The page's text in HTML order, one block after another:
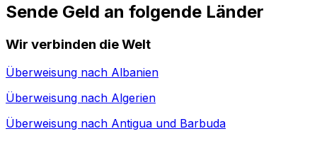
Sende Geld an folgende Länder
Wir verbinden die Welt
Überweisung nach Albanien
Überweisung nach Algerien
Überweisung nach Antigua und Barbuda